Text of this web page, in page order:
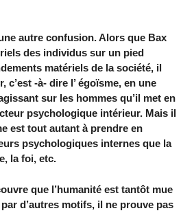
autre confusion. Alors que Bax
des individus sur un pied
matériels de la société, il
c’est -à- dire l’ égoïsme, en une
sur les hommes qu’il met en
psychologique intérieur. Mais il
est tout autant à prendre en
psychologiques internes que la
la foi, etc.
que l’humanité est tantôt mue
d’autres motifs, il ne prouve pas